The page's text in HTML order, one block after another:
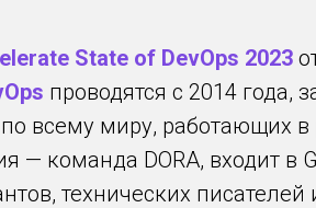
State of DevOps 2023
проводятся с 2014 года,
всему миру, работающих в
— команда DORA, входит в
технических писателей